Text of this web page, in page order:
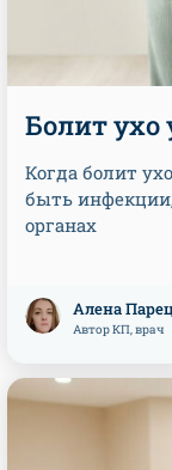
Болит ухо
Когда болит
быть
органах
Алена
Автор КП, врач